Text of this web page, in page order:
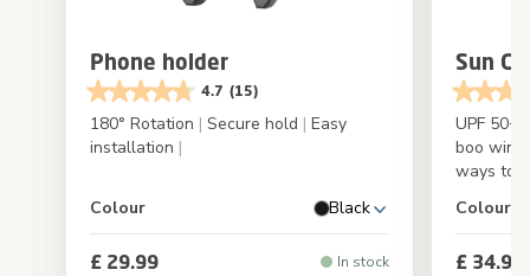
Phone holder
4.7 (15)
180° Rotation | Secure hold | Easy
installation |
Colour Black
£ 29.99 In stock
Sun
UPF 50+
boo
ways to
Colour
£ 34.99